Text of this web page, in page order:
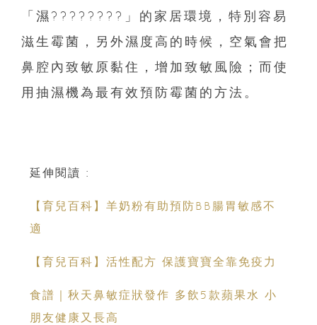
「濕????????」的家居環境，特別容易
滋生霉菌， 另外濕度高的時候，空氣會把
鼻腔內致敏原黏住，增加致敏風險； 而使
用抽濕機為最有效預防霉菌的方法。
延伸閱讀 :
【育兒百科】羊奶粉有助預防BB腸胃敏感不
適
【育兒百科】活性配方 保護寶寶全靠免疫力
食譜｜秋天鼻敏症狀發作 多飲5款蘋果水 小
朋友健康又長高